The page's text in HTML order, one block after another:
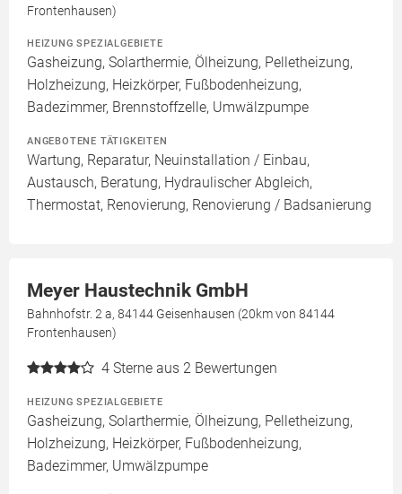
Frontenhausen)
HEIZUNG SPEZIALGEBIETE
Gasheizung, Solarthermie, Ölheizung, Pelletheizung,
Holzheizung, Heizkörper, Fußbodenheizung,
Badezimmer, Brennstoffzelle, Umwälzpumpe
ANGEBOTENE TÄTIGKEITEN
Wartung, Reparatur, Neuinstallation / Einbau,
Austausch, Beratung, Hydraulischer Abgleich,
Thermostat, Renovierung, Renovierung / Badsanierung
Meyer Haustechnik GmbH
Bahnhofstr. 2 a, 84144 Geisenhausen (20km von 84144
Frontenhausen)
4 Sterne aus 2 Bewertungen
HEIZUNG SPEZIALGEBIETE
Gasheizung, Solarthermie, Ölheizung, Pelletheizung,
Holzheizung, Heizkörper, Fußbodenheizung,
Badezimmer, Umwälzpumpe